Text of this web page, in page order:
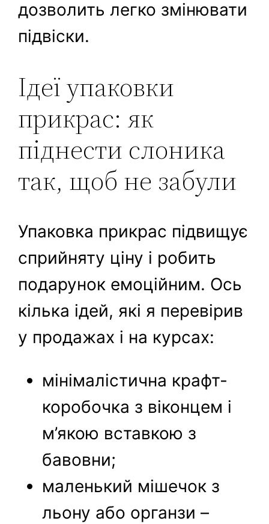
дозволить легко змінювати
підвіски.
Ідеї упаковки
прикрас: як
піднести слоника
так, щоб не забули
Упаковка прикрас підвищує
сприйняту ціну і робить
подарунок емоційним. Ось
кілька ідей, які я перевірив
у продажах і на курсах:
мінімалістична крафт-
коробочка з віконцем і
м’якою вставкою з
бавовни;
маленький мішечок з
льону або органзи –